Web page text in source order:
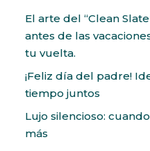
El arte del “Clean
antes de las
tu vuelta.
¡Feliz día del padre!
tiempo juntos
Lujo silencioso:
más